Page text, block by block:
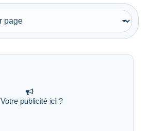
Votre publicité ici ?